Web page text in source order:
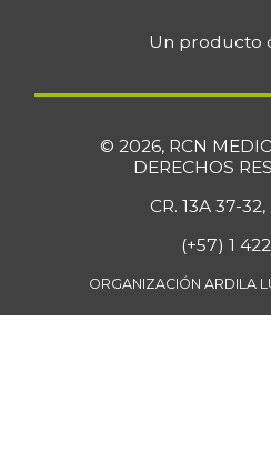
Un producto
© 2026, RCN
DERECHOS
CR. 13A 37-
(+57) 1
ORGANIZACIÓN ARDILA